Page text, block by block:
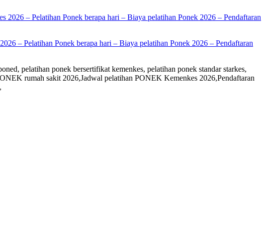
– Pelatihan Ponek berapa hari – Biaya pelatihan Ponek 2026 – Pendaftaran
pelatihan ponek bersertifikat kemenkes, pelatihan ponek standar starkes,
rumah sakit 2026,Jadwal pelatihan PONEK Kemenkes 2026,Pendaftaran